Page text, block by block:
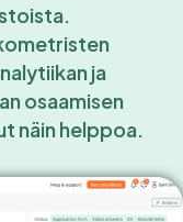
ja
osaamisen
näin helppoa.